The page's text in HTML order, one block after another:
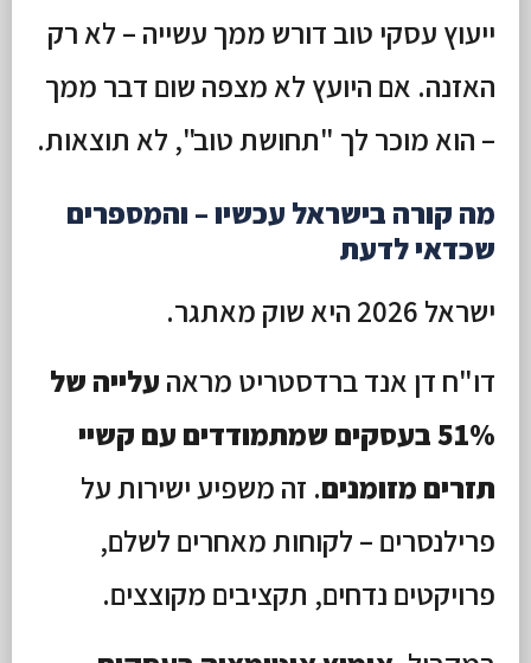
ייעוץ עסקי טוב דורש ממך עשייה – לא רק
האזנה. אם היועץ לא מצפה שום דבר ממך
– הוא מוכר לך "תחושת טוב", לא תוצאות.
מה קורה בישראל עכשיו – והמספרים
שכדאי לדעת
ישראל 2026 היא שוק מאתגר.
דו"ח דן אנד ברדסטריט מראה עלייה של
51% בעסקים שמתמודדים עם קשיי
תזרים מזומנים. זה משפיע ישירות על
פרילנסרים – לקוחות מאחרים לשלם,
פרויקטים נדחים, תקציבים מקוצצים.